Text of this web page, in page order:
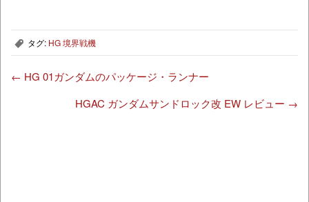
, タグ: HG 境界戦機
← HG 01ガンダムのパッケージ・ランナー
HGAC ガンダムサンドロック改 EW レビュー →